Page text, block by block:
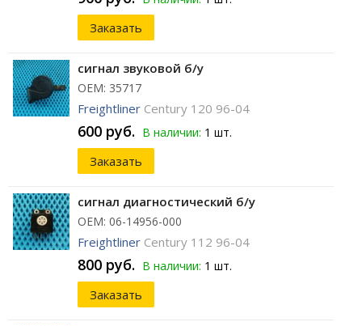
Заказать
сигнал звуковой б/у
ОЕМ: 35717
Freightliner Century 120 96-04
600 руб. В наличии: 1 шт.
Заказать
сигнал диагностический б/у
ОЕМ: 06-14956-000
Freightliner Century 112 96-04
800 руб. В наличии: 1 шт.
Заказать